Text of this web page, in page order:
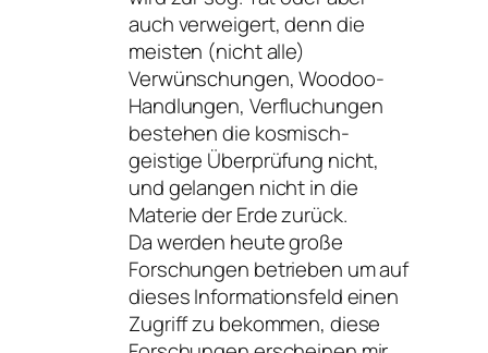
auch verweigert, denn die
meisten (nicht alle)
Verwünschungen, Woodoo-
Handlungen, Verfluchungen
bestehen die kosmisch-
geistige Überprüfung nicht,
und gelangen nicht in die
Materie der Erde zurück.
Da werden heute große
Forschungen betrieben um auf
dieses Informationsfeld einen
Zugriff zu bekommen, diese